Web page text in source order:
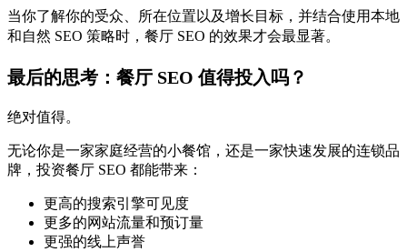
当你了解你的受众、所在位置以及增长目标，并结合使用本地
和自然 SEO 策略时，餐厅 SEO 的效果才会最显著。
最后的思考：餐厅 SEO 值得投入吗？
绝对值得。
无论你是一家家庭经营的小餐馆，还是一家快速发展的连锁品
牌，投资餐厅 SEO 都能带来：
更高的搜索引擎可见度
更多的网站流量和预订量
更强的线上声誉